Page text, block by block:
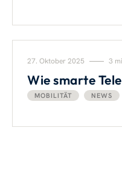
27. Oktober 2025 3
Wie smarte
MOBILITÄT NEWS